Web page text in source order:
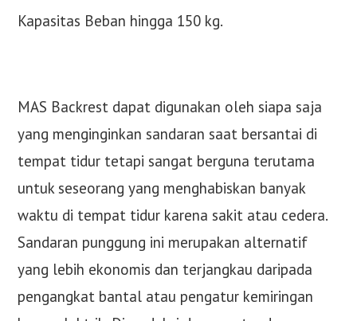
Kapasitas Beban hingga 150 kg.
MAS Backrest dapat digunakan oleh siapa saja
yang menginginkan sandaran saat bersantai di
tempat tidur tetapi sangat berguna terutama
untuk seseorang yang menghabiskan banyak
waktu di tempat tidur karena sakit atau cedera.
Sandaran punggung ini merupakan alternatif
yang lebih ekonomis dan terjangkau daripada
pengangkat bantal atau pengatur kemiringan